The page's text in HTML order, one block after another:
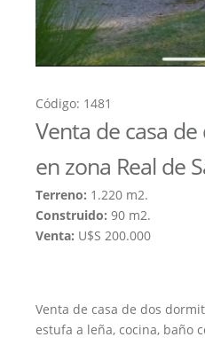
Código: 1481
Venta de casa
en zona Real de
Terreno: 1.220 m2.
Construido: 90 m2.
Venta: U$S 200.000
Venta de casa de dos
estufa a leña, cocina, baño